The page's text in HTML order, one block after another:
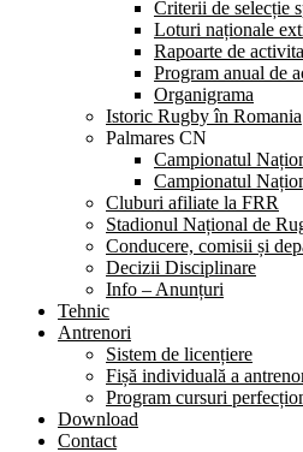
Criterii de selecție
Loturi naționale
Rapoarte de
Program anual de
Organigrama
Istoric Rugby în Romania
Palmares CN
Campionatul
Campionatul
Cluburi afiliate la FRR
Stadionul Național de
Conducere, comisii și
Decizii Disciplinare
Info – Anunțuri
Tehnic
Antrenori
Sistem de licențiere
Fișă individuală a
Program cursuri
Download
Contact